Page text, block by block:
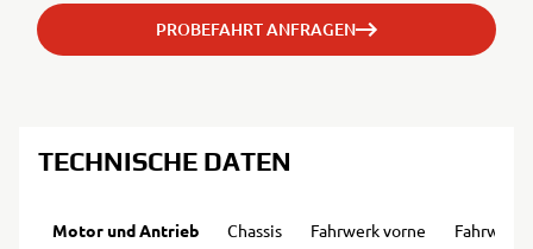
PROBEFAHRT ANFRAGEN
TECHNISCHE DATEN
Motor und Antrieb Chassis Fahrwerk vorne Fahrwerk